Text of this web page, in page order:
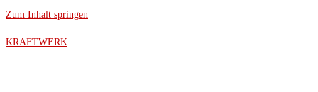
Zum Inhalt springen
KRAFTWERK